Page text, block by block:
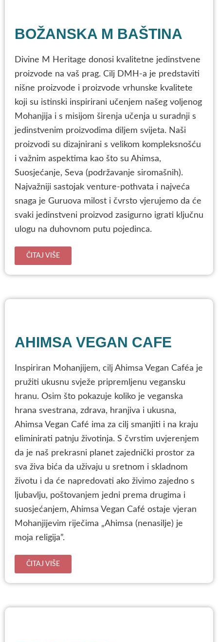
BOŽANSKA M BAŠTINA
Divine M Heritage donosi kvalitetne jedinstvene
proizvode na vaš prag. Cilj DMH-a je predstaviti
nišne proizvode i proizvode vrhunske kvalitete
koji su istinski inspirirani učenjem našeg voljenog
Mohanjija i s misijom širenja učenja u suradnji s
jedinstvenim proizvodima diljem svijeta. Naši
proizvodi su dizajnirani s velikom kompleksnošću
i važnim aspektima kao što su Ahimsa,
Suosjećanje, Seva (podržavanje siromašnih).
Najvažniji sastojak venture-pothvata i najveća
snaga je Guruova milost i čvrsto vjerujemo da će
svaki jedinstveni proizvod zasigurno igrati ključnu
ulogu na duhovnom putu pojedinca.
ČITAJ VIŠE
AHIMSA VEGAN CAFE
Inspiriran Mohanjijem, cilj Ahimsa Vegan Caféa je
pružiti ukusnu svježe pripremljenu vegansku
hranu. Osim što pokazuje koliko je veganska
hrana svestrana, zdrava, hranjiva i ukusna,
Ahimsa Vegan Café ima za cilj smanjiti i na kraju
eliminirati patnju životinja. S čvrstim uvjerenjem
da je naš prekrasni planet zajednički prostor za
sva živa bića da uživaju u sretnom i skladnom
životu i da će napredovati ako živimo zajedno s
ljubavlju, poštovanjem jedni prema drugima i
suosjećanjem, Ahimsa Vegan Café ostaje vjeran
Mohanjijevim riječima „Ahimsa (nenasilje) je
moja religija”.
ČITAJ VIŠE